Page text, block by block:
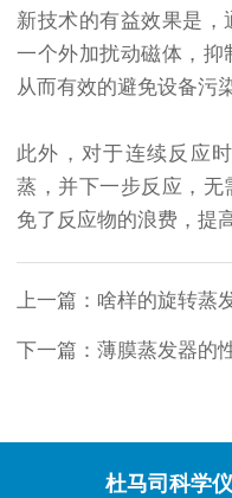
新技术的有益效果是
一个外加扰动磁体，抑
从而有效的避免设备污
此外，对于连续反应
蒸，并下一步反应，无
免了反应物的浪费，提
上一篇： 啥样的旋转蒸发
下一篇： 薄膜蒸发器的
杜马司科学